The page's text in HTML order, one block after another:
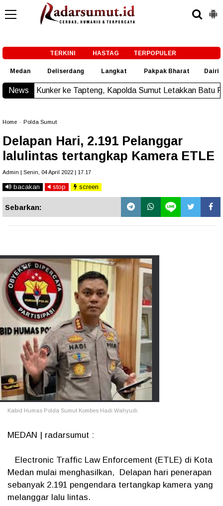
TERKINI HASTAG TERPOPULER
Medan Deliserdang Langkat Pakpak Bharat Dairi
News
ke Tapteng, Kapolda Sumut Letakkan Batu Pertama
Home Polda Sumut
Delapan Hari, 2.191 Pelanggar
lalulintas tertangkap Kamera ETLE
Admin | Senin, 04 April 2022 | 17.17
bacakan stop screen
Sebarkan:
Kabid Humas Polda Sumut Kombes Hadi Wahyudi.
MEDAN | radarsumut :
Electronic Traffic Law Enforcement (ETLE) di Kota
Medan mulai menghasilkan, Delapan hari penerapan
sebanyak 2.191 pengendara tertangkap kamera yang
melanggar lalu lintas.